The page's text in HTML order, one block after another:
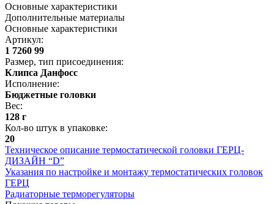
Основные характеристики
Дополнительные материалы
Основные характеристики
Артикул:
1 7260 99
Размер, тип присоединения:
Клипса Данфосс
Исполнение:
Бюджетные головки
Вес:
128 г
Кол-во штук в упаковке:
20
Техническое описание термостатической головки ГЕРЦ-
ДИЗАЙН “D”
Указания по настройке и монтажу термостатических головок
ГЕРЦ
Радиаторные терморегуляторы